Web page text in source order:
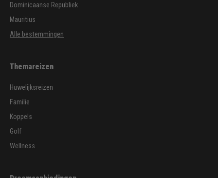
Dominicaanse Republiek
Mauritius
Alle bestemmingen
Themareizen
Huwelijksreizen
Familie
Koppels
Golf
Wellness